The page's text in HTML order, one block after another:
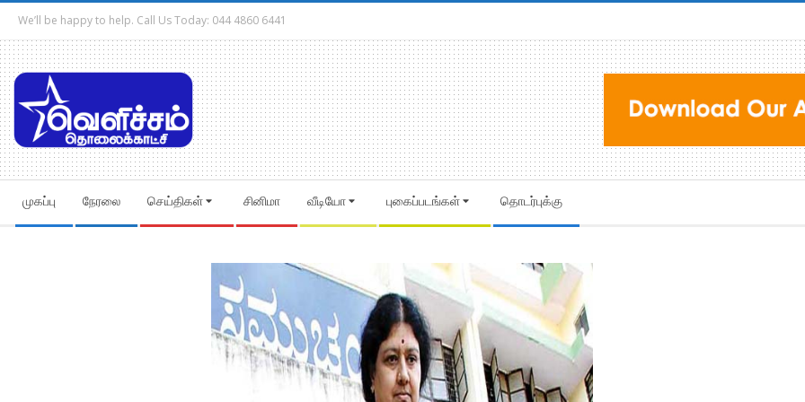
Skip
content
We’ll be happy to help. Call Us Today: 044 4860 6441
Navigation
Menu
முகப்பு நேரலை செய்திகள் சினிமா வீடியோ புகைப்படங்கள் தொடர்புக்கு